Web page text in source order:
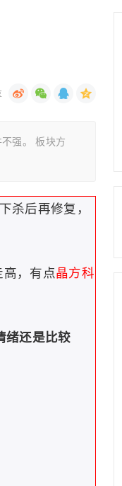
强。 板块方
杀后再修复，
高，有点晶方科
绪还是比较